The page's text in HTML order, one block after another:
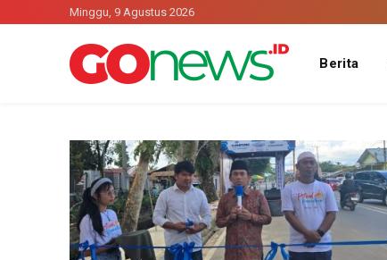
Minggu, 9 Agustus 2026
Berita